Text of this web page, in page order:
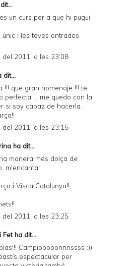
un curs per a que hi pugui
únic i les teves entrades
del 2011, a les 23:08
dit...
!!! que gran homenaje !!! te
perfecta ... me quedo con la
si soy capaz de hacerla.
del 2011, a les 23:15
ha dit...
manera més dolça de
m'encanta!
i Visca Catalunya!!
del 2011, a les 23:25
Fetha dit...
Campiooooonnnssss :))
espectacular per